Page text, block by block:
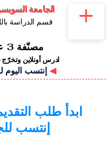
الجامعة
قسم الدراسة
مصنّفة 3 عالميًا
ادرس أونلاين
◀
ابدأ طلب
إنتسب